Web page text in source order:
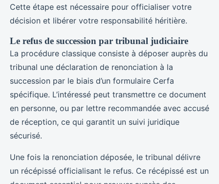
Cette étape est nécessaire pour officialiser votre
décision et libérer votre responsabilité héritière.
Le refus de succession par tribunal judiciaire
La procédure classique consiste à déposer auprès du
tribunal une déclaration de renonciation à la
succession par le biais d’un formulaire Cerfa
spécifique. L’intéressé peut transmettre ce document
en personne, ou par lettre recommandée avec accusé
de réception, ce qui garantit un suivi juridique
sécurisé.
Une fois la renonciation déposée, le tribunal délivre
un récépissé officialisant le refus. Ce récépissé est un